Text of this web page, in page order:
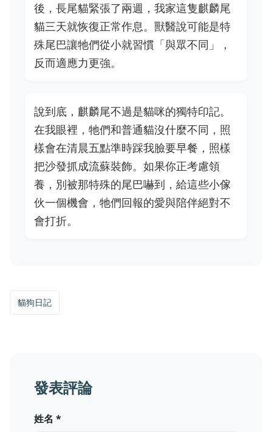
後，長尾貓緊張了兩週，我家這隻麒麟尾
貓三天就恢復正常作息。獸醫說可能是特
殊尾巴讓牠們從小就習慣「與眾不同」，
反而適應力更強。
說到底，麒麟尾不過是貓咪的獨特印記。
在我眼裡，牠們和普通貓沒什麼不同，照
樣會在清晨五點準時踩我臉要早餐，照樣
把沙發抓成流蘇裝飾。如果你正考慮領
養，別被那特殊的尾巴嚇到，給這些小傢
伙一個機會，牠們回報的愛與陪伴絕對不
會打折。
貓狗日記
發表評論
姓名 *